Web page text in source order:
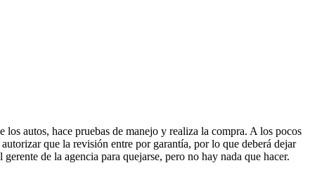
autos, hace pruebas de manejo y realiza la compra. A los pocos
que la revisión entre por garantía, por lo que deberá dejar
de la agencia para quejarse, pero no hay nada que hacer.